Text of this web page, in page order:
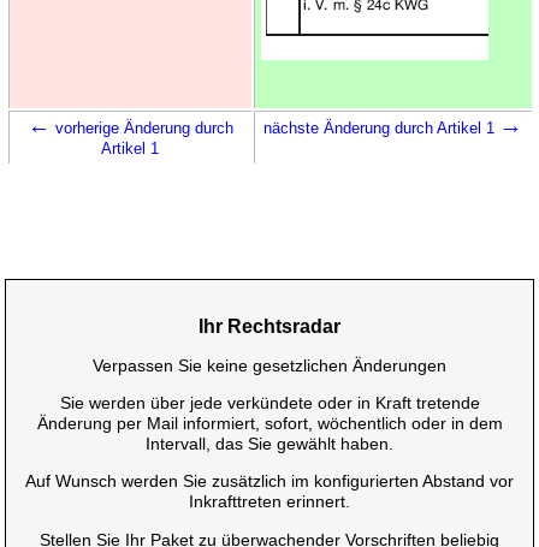
← vorherige Änderung durch
Artikel 1
nächste Änderung durch Artikel 1 →
Ihr Rechtsradar
Verpassen Sie keine gesetzlichen Änderungen
Sie werden über jede verkündete oder in Kraft tretende
Änderung per Mail informiert, sofort, wöchentlich oder in dem
Intervall, das Sie gewählt haben.
Auf Wunsch werden Sie zusätzlich im konfigurierten Abstand vor
Inkrafttreten erinnert.
Stellen Sie Ihr Paket zu überwachender Vorschriften beliebig